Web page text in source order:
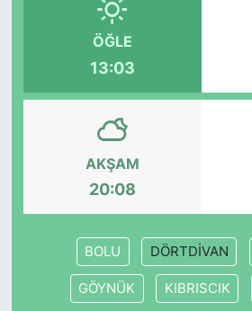
ÖĞLE
13:03
AKŞAM
20:08
BOLU DÖRTDİVAN
GÖYNÜK KIBRISCIK